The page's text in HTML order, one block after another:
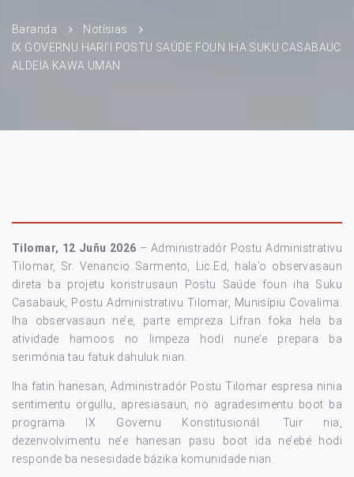
Baranda
Notísias
IX GOVERNU HARI’I POSTU SAÚDE FOUN IHA SUKU CASABAUC
ALDEIA KAWA UMAN
Tilomar, 12 Juñu 2026 – Administradór Postu Administrativu
Tilomar, Sr. Venancio Sarmento, Lic.Ed, hala’o observasaun
direta ba projetu konstrusaun Postu Saúde foun iha Suku
Casabauk, Postu Administrativu Tilomar, Munisípiu Covalima.
Iha observasaun ne’e, parte empreza Lifran foka hela ba
atividade hamoos no limpeza hodi nune’e prepara ba
serimónia tau fatuk dahuluk nian.
Iha fatin hanesan, Administradór Postu Tilomar espresa ninia
sentimentu orgullu, apresiasaun, no agradesimentu boot ba
programa IX Governu Konstitusionál. Tuir nia,
dezenvolvimentu ne’e hanesan pasu boot ida ne’ebé hodi
responde ba nesesidade bázika komunidade nian.